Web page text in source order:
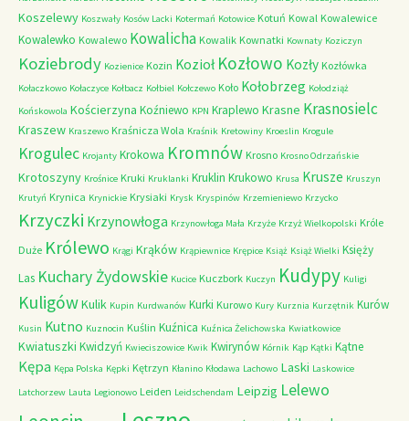
Koszelewy Koszwały Kosów Lacki Kotermań Kotowice Kotuń Kowal Kowalewice
Kowalewko Kowalewo Kowalicha Kowalik Kownatki Kownaty Koziczyn
Koziebrody Kozienice Kozin Kozioł Kozłowo Kozły Kozłówka
Kołaczkowo Kołaczyce Kołbacz Kołbiel Kołczewo Koło Kołobrzeg Kołodziąż
Końskowola Kościerzyna Koźniewo KPN Kraplewo Krasne Krasnosielc
Kraszew Kraszewo Kraśnicza Wola Kraśnik Kretowiny Kroeslin Krogule
Krogulec Krojanty Krokowa Kromnów Krosno Krosno Odrzańskie
Krotoszyny Krośnice Kruki Kruklanki Kruklin Krukowo Krusa Krusze Kruszyn
Krutyń Krynica Krynickie Krysiaki Krysk Kryspinów Krzemieniewo Krzycko
Krzyczki Krzynowłoga Krzynowłoga Mała Krzyże Krzyż Wielkopolski Króle
Duże Królewo Krągi Krąków Krąpiewnice Krępice Książ Książ Wielki Księży
Las Kuchary Żydowskie Kucice Kuczbork Kuczyn Kudypy Kuligi
KuligówKulik Kupin Kurdwanów Kurki Kurowo Kury Kurznia Kurzętnik Kurów
Kusin Kutno Kuznocin Kuślin Kuźnica Kuźnica Żelichowska Kwiatkowice
Kwiatuszki Kwidzyń Kwieciszowice Kwik Kwirynów Kórnik Kąp Kątki Kątne
Kępa Kępa Polska Kępki Kętrzyn Kłanino Kłodawa Lachowo Laski Laskowice
Latchorzew Lauta Legionowo Leiden Leidschendam Leipzig Lelewo